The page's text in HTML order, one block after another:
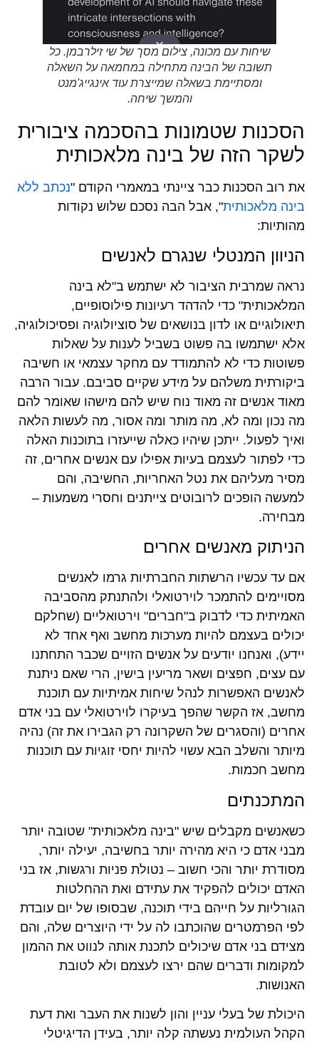
שיחות עם מכונה, צילום מסך של שי זילרבמן. כל
תשובה של הבינה מתחילה במחמאה על השאלה
ומסתיימת בשאלה שמייצרת עוד אינגייג'מנט
והמשך שיחה.
הסכנות שטמונות בהסכמה ציבורית
לשקר הזה של בינה מלאכותית
את רוב הסכנות כבר ציינתי במאמרי הקודם "נכתב ללא
בינה מלאכותית", אבל הבה נסכם שלוש נקודות
מהותיות:
הניוון המנטלי שנגרם לאנשים
נראה שמרבית הציבור לא ישתמש ב"לא בינה
המלאכותית" כדי להדהד רעיונות פילוסופיים,
תיאולוגיים או לדון בנושאים של סוציולוגיה ופסיכולוגיה,
אלא ישתמשו בה פשוט בשביל לענות על שאלות
פשוטות כדי לא להתמודד עם מחקר עצמאי או חשיבה
ביקורתית משלהם על מידע שקיים סביבם. עבור הרבה
מאוד אנשים זה מאוד נוח שיש להם מישהו שאומר להם
מה נכון ומה לא, מה מותר ומה אסור, מה לעשות הלאה
ואיך לפעול. ייתכן שיהיו כאלה שייעזרו בתוכנות האלה
כדי לפתור לעצמם בעיות אפילו עם אנשים אחרים, זה
מסיר מעליהם את נטל האחריות, החשיבה, והם
למעשה הופכים לרובוטים צייתנים וחסרי משמעות –
מבחירה.
הניתוק מאנשים אחרים
אם עד עכשיו הרשתות החברתיות גרמו לאנשים
מסויימים להתמכר לוירטואלי ולהתנתק מהסביבה
האמיתית כדי לדבוק ב"חברים" וירטואליים (שחלקם
יכולים בעצמם להיות מערכות מחשב ואף אחד לא
יידע), ואנחנו יודעים על אנשים הזויים שכבר התחתנו
עם עצים, חפצים ושאר מריעין בישין, הרי שאם ניתנת
לאנשים האפשרות לנהל שיחות אמיתיות עם תוכנת
מחשב, אז הקשר שהפך בעיקרו לוירטואלי עם בני אדם
אחרים (והסגרים של השקרונה רק הגבירו את זה) נהיה
מיותר והשלב הבא עשוי להיות יחסי זוגיות עם תוכנות
מחשב חכמות.
המתכנתים
כשאנשים מקבלים שיש "בינה מלאכותית" שטובה יותר
מבני אדם כי היא מהירה יותר בחשיבה, יעילה יותר,
מסודרת יותר והכי חשוב – נטולת פניות ורגשות, אז בני
האדם יכולים להפקיד את עתידם ואת ההחלטות
הגורליות על חייהם בידי תוכנה, שבסופו של יום עובדת
לפי הפרמטרים שהוכתבו לה על ידי היוצרים שלה, והם
מצידם בני אדם שיכולים לתכנת אותה לנווט את ההמון
למקומות ודברים שהם ירצו לעצמם ולא לטובת
האנושות.
היכולת של בעלי עניין והון לשנות את העבר ואת דעת
הקהל העולמית נעשתה קלה יותר, בעידן הדיגיטלי